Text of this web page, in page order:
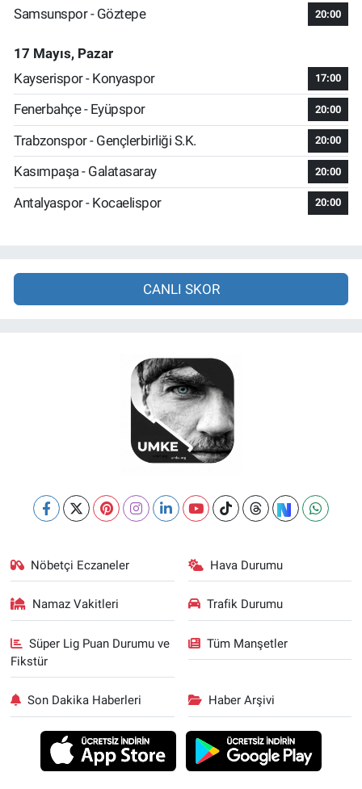
Samsunspor - Göztepe 20:00
17 Mayıs, Pazar
Kayserispor - Konyaspor
17:00
Fenerbahçe - Eyüpspor 20:00
Trabzonspor - Gençlerbirliği S.K. 20:00
Kasımpaşa - Galatasaray 20:00
Antalyaspor - Kocaelispor 20:00
CANLI SKOR
Nöbetçi Eczaneler Hava Durumu
Namaz Vakitleri Trafik Durumu
Süper Lig Puan Durumu ve
Fikstür
Tüm Manşetler
Son Dakika Haberleri Haber Arşivi